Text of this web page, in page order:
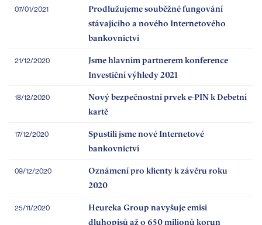
07/01/2021
Prodlužujeme souběžné fungování
stávajícího a nového Internetového
bankovnictví
21/12/2020
Jsme hlavním partnerem konference
Investiční výhledy 2021
18/12/2020
Nový bezpečnostní prvek e-PIN k Debetní
kartě
17/12/2020
Spustili jsme nové Internetové
bankovnictví
09/12/2020
Oznámení pro klienty k závěru roku
2020
25/11/2020
Heureka Group navyšuje emisi
dluhopisů až o 650 milionů korun